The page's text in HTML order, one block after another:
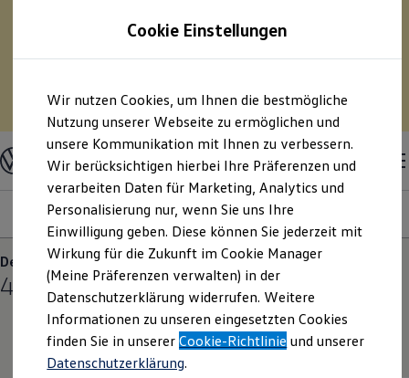
Hauptinhalt
springen
Footer
springen
75 % Sonderabschreibung auf E-Fahrzeuge? – Und
pro Monat Geld sparen?– Berechnen Sie mit
unserem Kostensimulator Ihre Spritersparnis durch
Zum Kostensimulator
Nutzfahrzeuge
Modelle & Konfigurator
Nutzfahrzeugkategorien entdecken
Modelle konfigurieren
Konfiguration laden
Modelle vergleichen
Vorgängermodelle und Oldtimer
Vorgängermodelle
Oldtimer
Bulli Historie
Branchenlösungen & Gewerbekunden
Umbaulösungen und Hersteller finden
Auf- und Umbauten entdecken & konfigurieren
Groß- und Sonderkunden
Großkunden
Modelle Ausstattungsvariante Motoren
Der neue Caddy Cargo / Caddy Flexible
4 Varianten
Cookie Einstellungen
Wir nutzen Cookies, um Ihnen die bestmögliche
Nutzung unserer Webseite zu ermöglichen und
unsere Kommunikation mit Ihnen zu verbessern.
Wir berücksichtigen hierbei Ihre Präferenzen und
verarbeiten Daten für Marketing, Analytics und
Personalisierung nur, wenn Sie uns Ihre
Einwilligung geben. Diese können Sie jederzeit mit
Wirkung für die Zukunft im Cookie Manager
(Meine Präferenzen verwalten) in der
Datenschutzerklärung widerrufen. Weitere
Informationen zu unseren eingesetzten Cookies
finden Sie in unsererCookie-Richtlinie und unserer
Datenschutzerklärung.